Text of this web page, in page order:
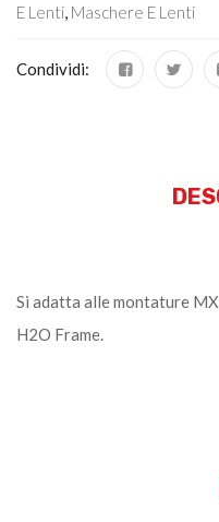
E Lenti, Maschere E Lenti
Condividi:
Si adatta alle montature
H2O Frame.